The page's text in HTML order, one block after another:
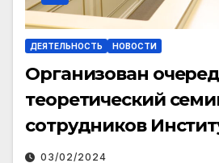
ДЕЯТЕЛЬНОСТЬ НОВОСТИ
Организован
теоретический
сотрудников
03/02/2024